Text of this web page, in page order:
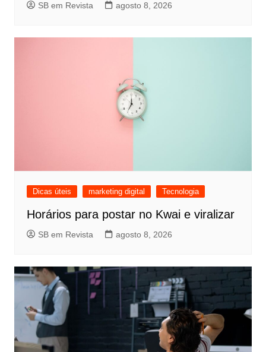
SB em Revista agosto 8, 2026
Dicas úteis marketing digital Tecnologia
Horários para postar no Kwai e viralizar
SB em Revista agosto 8, 2026